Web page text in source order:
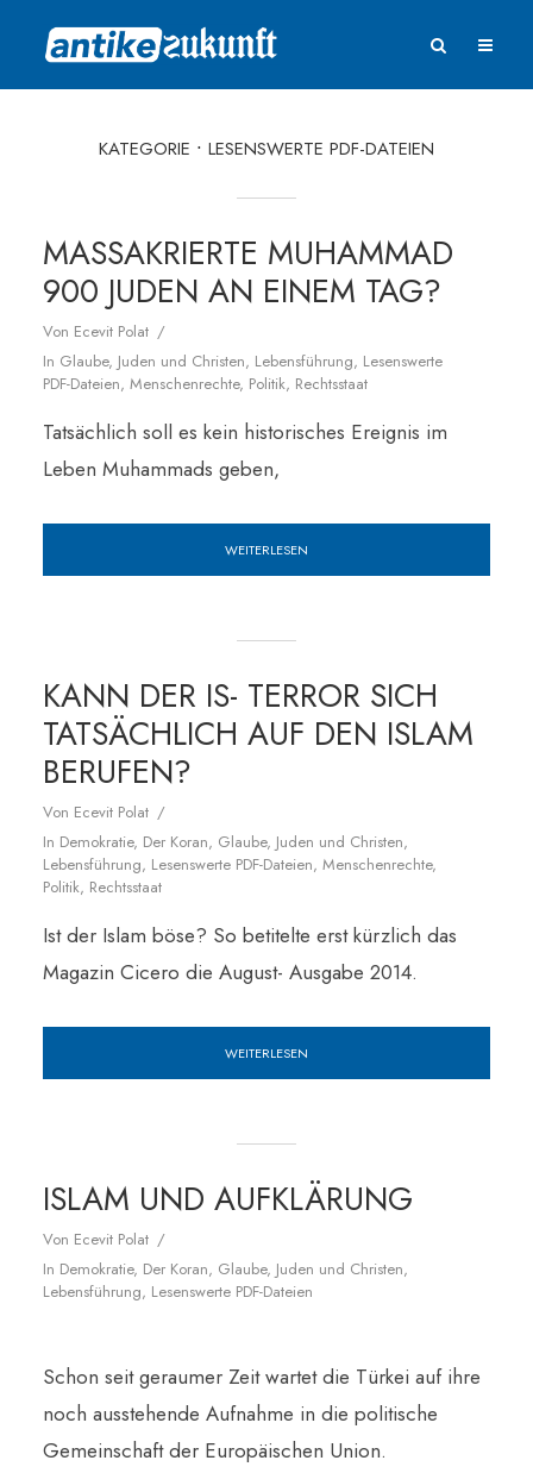
KATEGORIE LESENSWERTE PDF-DATEIEN
MASSAKRIERTE MUHAMMAD
900 JUDEN AN EINEM TAG?
Von Ecevit Polat
In Glaube, Juden und Christen, Lebensführung, Lesenswerte
PDF-Dateien, Menschenrechte, Politik, Rechtsstaat
Tatsächlich soll es kein historisches Ereignis im
Leben Muhammads geben,
WEITERLESEN
KANN DER IS- TERROR SICH
TATSÄCHLICH AUF DEN ISLAM
BERUFEN?
Von Ecevit Polat
In Demokratie, Der Koran, Glaube, Juden und Christen,
Lebensführung, Lesenswerte PDF-Dateien, Menschenrechte,
Politik, Rechtsstaat
Ist der Islam böse? So betitelte erst kürzlich das
Magazin Cicero die August- Ausgabe 2014.
WEITERLESEN
ISLAM UND AUFKLÄRUNG
Von Ecevit Polat
In Demokratie, Der Koran, Glaube, Juden und Christen,
Lebensführung, Lesenswerte PDF-Dateien
Schon seit geraumer Zeit wartet die Türkei auf ihre
noch ausstehende Aufnahme in die politische
Gemeinschaft der Europäischen Union.